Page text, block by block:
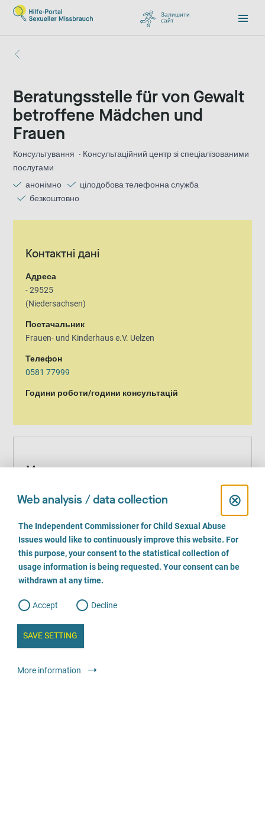
Залишити
сайт, перейти до Google
Beratungsstelle für von Gewalt
betroffene Mädchen und
Frauen
Консультування
Консультаційний центр зі спеціалізованими
послугами
анонімно
цілодобова телефонна служба
безкоштовно
Контактні дані
Адреса
- 29525
(Niedersachsen)
Постачальник
Frauen- und Kinderhaus e.V. Uelzen
Телефон
0581 77999
Години роботи/години консультацій
Ми даємо пораду
Гендерна ідентичність
жінка
Вік
до 99 Років
Призначено для
Постраждалі особи
Доступна консультація
На місці
За телефоном
Web analysis / data collection ⊗
C
l
o
s
C
o
n
e
n
t
w
e
a
l
i
The Independent Commissioner for Child Sexual Abuse
Issues would like to continuously improve this website. For
this purpose, your consent to the statistical collection of
usage information is being requested. Your consent can be
withdrawn at any time.
Accept Decline
SAVE SETTING
More information